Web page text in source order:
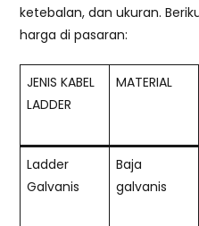
ketebalan, dan ukuran.
harga di pasaran:
JENIS KABEL
LADDER
MATERIAL
Ladder
Galvanis
Baja
galvanis